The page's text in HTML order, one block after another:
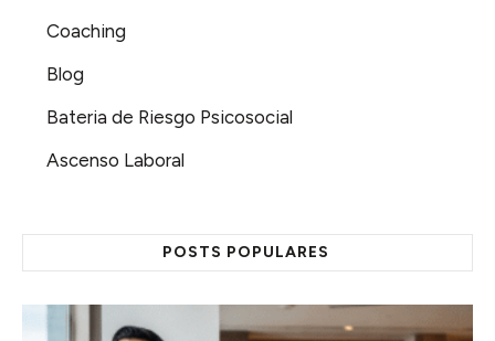
Coaching
Blog
Bateria de Riesgo Psicosocial
Ascenso Laboral
POSTS POPULARES